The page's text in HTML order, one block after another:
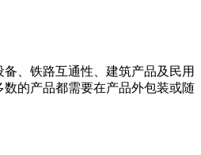
备、铁路互通性、建筑产品及民用
的产品都需要在产品外包装或随